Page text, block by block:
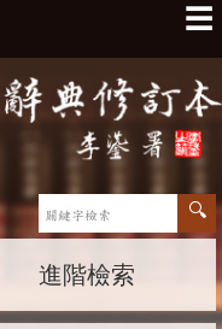
☰
進階檢索